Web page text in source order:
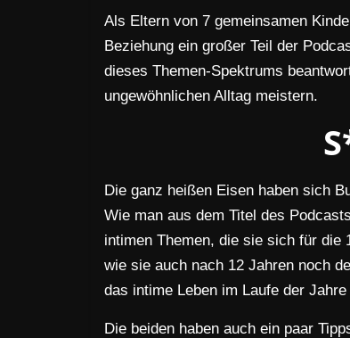
Als Eltern von 7 gemeinsamen
Beziehung ein großer Teil der
dieses Themen-Spektrums
ungewöhnlichen Alltag meistern.
Die ganz heißen Eisen haben sich
Wie man aus dem Titel des
intimen Themen, die sie sich für die
wie sie auch nach 12 Jahren noch
das intime Leben im Laufe der
Die beiden haben auch ein paar